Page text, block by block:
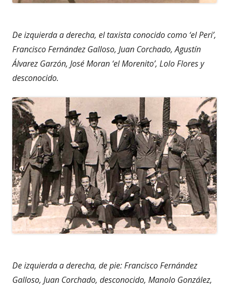
De izquierda a derecha, el taxista conocido como ‘el Peri’,
Francisco Fernández Galloso, Juan Corchado, Agustín
Álvarez Garzón, José Moran ‘el Morenito’, Lolo Flores y
desconocido.
De izquierda a derecha, de pie: Francisco Fernández
Galloso, Juan Corchado, desconocido, Manolo González,